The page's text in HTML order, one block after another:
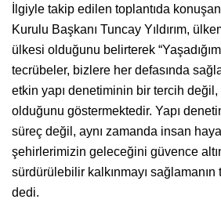
İlgiyle takip edilen toplantıda
Kurulu Başkanı Tuncay Yıldırım,
ülkesi olduğunu belirterek
tecrübeler, bizlere her defasında
etkin yapı denetiminin bir tercih
olduğunu göstermektedir. Yapı
süreç değil, aynı zamanda insan
şehirlerimizin geleceğini güvence
sürdürülebilir kalkınmayı sağlamanın
dedi.